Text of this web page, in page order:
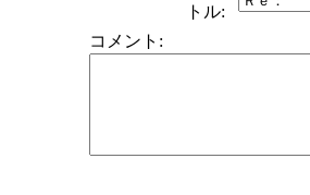
トル:
コメント: